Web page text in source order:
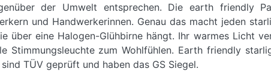
der Umwelt entsprechen. Die earth friendly
und Handwerkerinnen. Genau das macht jeden
über eine Halogen-Glühbirne hängt. Ihr warmes Licht
Stimmungsleuchte zum Wohlfühlen. Earth friendly
TÜV geprüft und haben das GS Siegel.